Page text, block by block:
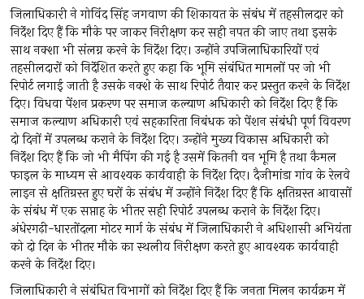
जिलाधिकारी ने गोविंद सिंह जगवाण की शिकायत के संबंध में तहसीलदार को
निर्देश दिए हैं कि मौके पर जाकर निरीक्षण कर सही नपत की जाए तथा इसके
साथ नक्शा भी संलग्न करने के निर्देश दिए। उन्होंने उपजिलाधिकारियों एवं
तहसीलदारों को निर्देशित करते हुए कहा कि भूमि संबंधित मामलों पर जो भी
रिपोर्ट लगाई जाती है उसके नक्शे के साथ रिपोर्ट तैयार कर प्रस्तुत करने के निर्देश
दिए। विधवा पेंशन प्रकरण पर समाज कल्याण अधिकारी को निर्देश दिए हैं कि
समाज कल्याण अधिकारी एवं सहकारिता निबंधक को पेंशन संबंधी पूर्ण विवरण
दो दिनों में उपलब्ध कराने के निर्देश दिए। उन्होंने मुख्य विकास अधिकारी को
निर्देश दिए हैं कि जो भी मैपिंग की गई है उसमें कितनी वन भूमि है तथा कैमल
फाइल के माध्यम से आवश्यक कार्यवाही के निर्देश दिए। दैजीमांडा गांव के रेलवे
लाइन से क्षतिग्रस्त हुए घरों के संबंध में उन्होंने निर्देश दिए हैं कि क्षतिग्रस्त आवासों
के संबंध में एक सप्ताह के भीतर सही रिपोर्ट उपलब्ध कराने के निर्देश दिए।
अंधेरगढ़ी-धारतोंदला मोटर मार्ग के संबंध में जिलाधिकारी ने अधिशासी अभियंता
को दो दिन के भीतर मौके का स्थलीय निरीक्षण करते हुए आवश्यक कार्यवाही
करने के निर्देश दिए।
जिलाधिकारी ने संबंधित विभागों को निर्देश दिए हैं कि जनता मिलन कार्यक्रम में